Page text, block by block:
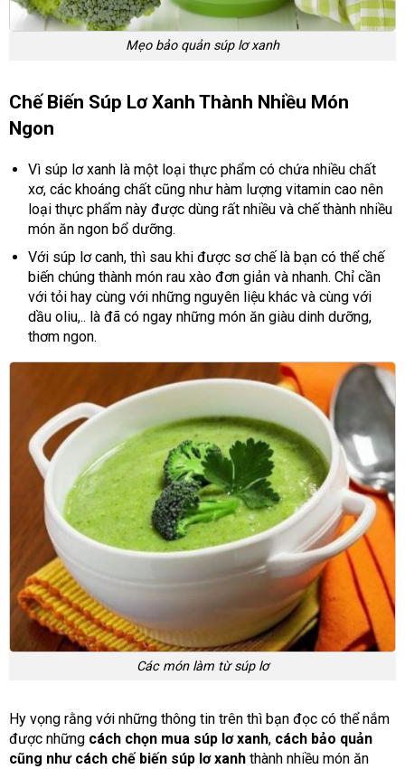
Mẹo bảo quản súp lơ xanh
Chế Biến Súp Lơ Xanh Thành Nhiều Món
Ngon
Vì súp lơ xanh là một loại thực phẩm có chứa nhiều chất
xơ, các khoáng chất cũng như hàm lượng vitamin cao nên
loại thực phẩm này được dùng rất nhiều và chế thành nhiều
món ăn ngon bổ dưỡng.
Với súp lơ canh, thì sau khi được sơ chế là bạn có thể chế
biến chúng thành món rau xào đơn giản và nhanh. Chỉ cần
với tỏi hay cùng với những nguyên liệu khác và cùng với
dầu oliu,.. là đã có ngay những món ăn giàu dinh dưỡng,
thơm ngon.
Các món làm từ súp lơ
Hy vọng rằng với những thông tin trên thì bạn đọc có thể nắm
được những cách chọn mua súp lơ xanh, cách bảo quản
cũng như cách chế biến súp lơ xanh thành nhiều món ăn